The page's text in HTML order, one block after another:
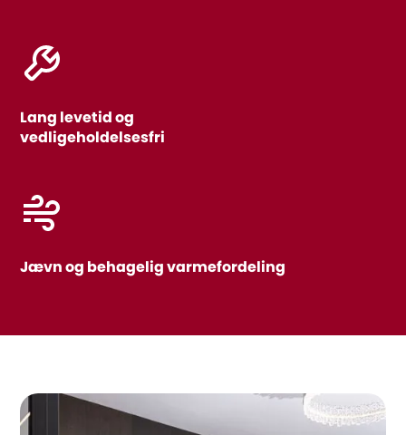
Lang levetid og
vedligeholdelsesfri
Jævn og behagelig varmefordeling